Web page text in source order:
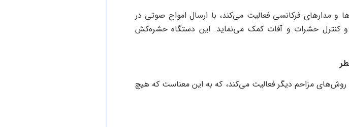
و مدارهای فرکانسی فعالیت می‌کند، با ارسال امواج صوتی در
کنترل حشرات و آفات کمک می‌نماید. این دستگاه حشره‌کش
مزاحم دیگر فعالیت می‌کند، که به این معناست که هیچ